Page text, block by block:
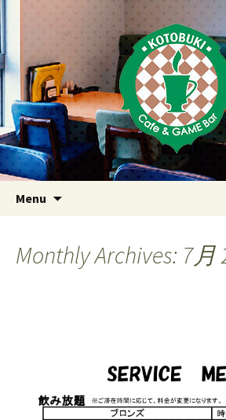
東京・西荻窪・上
井のカフェ＆ゲー
ぶき
Just another WordPress site
Menu
Monthly Archives: 7月